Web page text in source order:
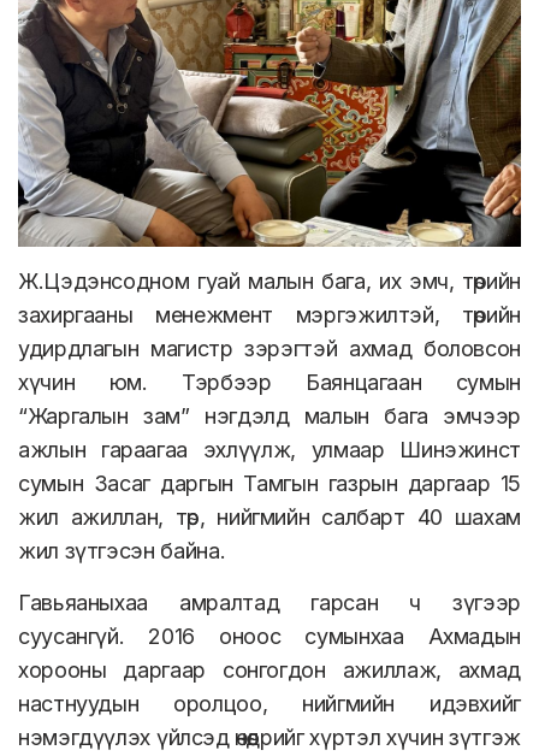
Ж.Цэдэнсодном гуай малын бага, их эмч, төрийн
захиргааны менежмент мэргэжилтэй, төрийн
удирдлагын магистр зэрэгтэй ахмад боловсон
хүчин юм. Тэрбээр Баянцагаан сумын
“Жаргалын зам” нэгдэлд малын бага эмчээр
ажлын гараагаа эхлүүлж, улмаар Шинэжинст
сумын Засаг даргын Тамгын газрын даргаар 15
жил ажиллан, төр, нийгмийн салбарт 40 шахам
жил зүтгэсэн байна.
Гавьяаныхаа амралтад гарсан ч зүгээр
суусангүй. 2016 оноос сумынхаа Ахмадын
хорооны даргаар сонгогдон ажиллаж, ахмад
настнуудын оролцоо, нийгмийн идэвхийг
нэмэгдүүлэх үйлсэд өнөөдрийг хүртэл хүчин зүтгэж